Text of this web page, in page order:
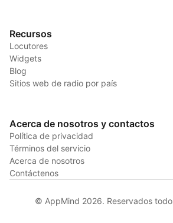
Recursos
Locutores
Widgets
Blog
Sitios web de radio por país
Acerca de nosotros y contactos
Política de privacidad
Términos del servicio
Acerca de nosotros
Contáctenos
© AppMind 2026. Reservados